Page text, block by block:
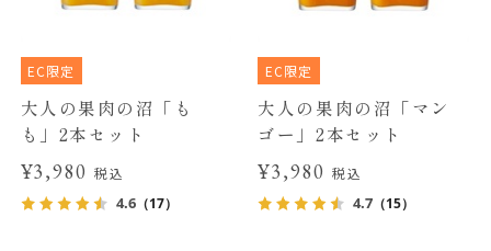
EC限定
大人の果肉の沼「も
も」2本セット
¥3,980税込
4.6（17）
EC限定
大人の果肉の沼「マン
ゴー」2本セット
¥3,980 税込
4.7 （15）